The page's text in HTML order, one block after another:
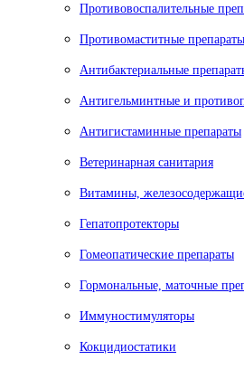
Противовоспалительные
Противомаститные препараты
Антибактериальные
Антигельминтные и
Антигистаминные препараты
Ветеринарная санитария
Витамины,
Гепатопротекторы
Гомеопатические препараты
Гормональные, маточные
Иммуностимуляторы
Кокцидиостатики